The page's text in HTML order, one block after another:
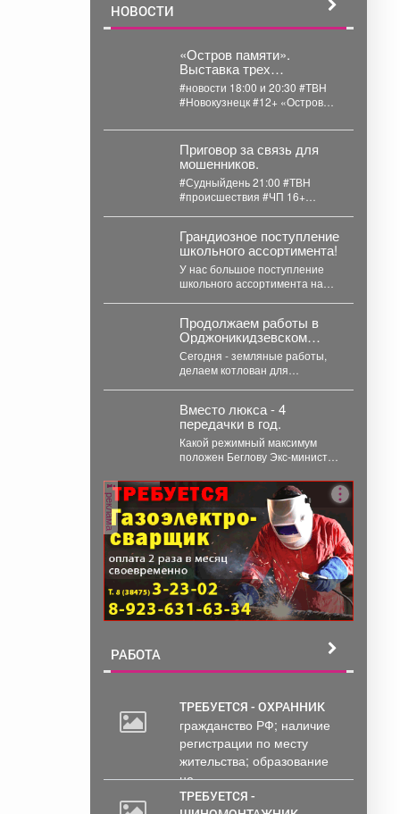
НОВОСТИ
«Остров памяти».
Выставка трех
художников.
#новости 18:00 и 20:30 #ТВН
#Новокузнецк #12+ «Остров
художников Со...
Приговор за связь для
мошенников.
#Судныйдень 21:00 #ТВН
#происшествия #ЧП 16+
Грандиозное поступление
школьного ассортимента!
У нас большое поступление
школьного ассортимента на
Продолжаем работы в
Орджоникидзевском
районе.
Сегодня - земляные работы,
делаем котлован для
территорий....
Вместо люкса - 4
передачки в год.
Какой режимный максимум
положен Беглову Экс-министр
Дмитрий Беглов отправился в
колонию строгого...
реклама
РАБОТА
ТРЕБУЕТСЯ - ОХРАННИК
гражданство РФ; наличие
регистрации по месту
жительства; образование
не...
ТРЕБУЕТСЯ -